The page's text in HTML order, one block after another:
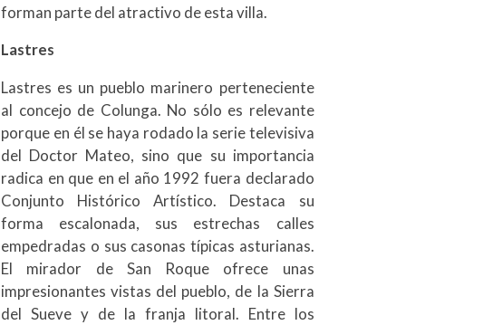
forman parte del atractivo de esta villa.
Lastres
Lastres es un pueblo marinero perteneciente
al concejo de Colunga. No sólo es relevante
porque en él se haya rodado la serie televisiva
del Doctor Mateo, sino que su importancia
radica en que en el año 1992 fuera declarado
Conjunto Histórico Artístico. Destaca su
forma escalonada, sus estrechas calles
empedradas o sus casonas típicas asturianas.
El mirador de San Roque ofrece unas
impresionantes vistas del pueblo, de la Sierra
del Sueve y de la franja litoral. Entre los